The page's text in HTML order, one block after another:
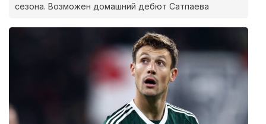
сезона. Возможен домашний дебют Сатпаева